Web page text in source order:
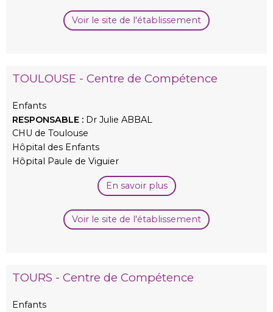
Voir le site de l'établissement
TOULOUSE - Centre de Compétence
Enfants
RESPONSABLE : Dr Julie ABBAL
CHU de Toulouse
Hôpital des Enfants
Hôpital Paule de Viguier
En savoir plus
Voir le site de l'établissement
TOURS - Centre de Compétence
Enfants